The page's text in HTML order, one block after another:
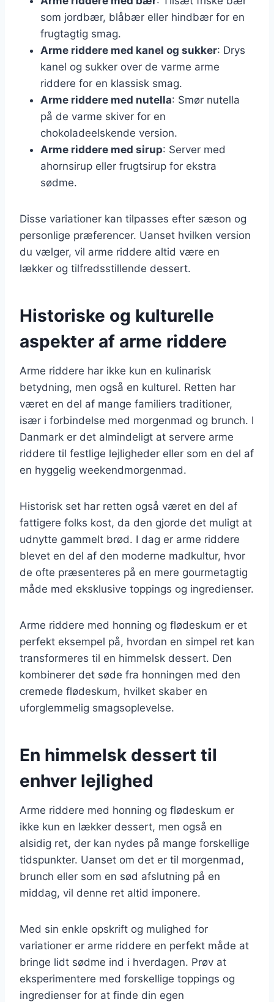
som jordbær, blåbær eller hindbær for en
frugtagtig smag.
Arme riddere med kanel og sukker: Drys
kanel og sukker over de varme arme
riddere for en klassisk smag.
Arme riddere med nutella: Smør nutella
på de varme skiver for en
chokoladeelskende version.
Arme riddere med sirup: Server med
ahornsirup eller frugtsirup for ekstra
sødme.
Disse variationer kan tilpasses efter sæson og
personlige præferencer. Uanset hvilken version
du vælger, vil arme riddere altid være en
lækker og tilfredsstillende dessert.
Historiske og kulturelle
aspekter af arme riddere
Arme riddere har ikke kun en kulinarisk
betydning, men også en kulturel. Retten har
været en del af mange familiers traditioner,
især i forbindelse med morgenmad og brunch. I
Danmark er det almindeligt at servere arme
riddere til festlige lejligheder eller som en del af
en hyggelig weekendmorgenmad.
Historisk set har retten også været en del af
fattigere folks kost, da den gjorde det muligt at
udnytte gammelt brød. I dag er arme riddere
blevet en del af den moderne madkultur, hvor
de ofte præsenteres på en mere gourmetagtig
måde med eksklusive toppings og ingredienser.
Arme riddere med honning og flødeskum er et
perfekt eksempel på, hvordan en simpel ret kan
transformeres til en himmelsk dessert. Den
kombinerer det søde fra honningen med den
cremede flødeskum, hvilket skaber en
uforglemmelig smagsoplevelse.
En himmelsk dessert til
enhver lejlighed
Arme riddere med honning og flødeskum er
ikke kun en lækker dessert, men også en
alsidig ret, der kan nydes på mange forskellige
tidspunkter. Uanset om det er til morgenmad,
brunch eller som en sød afslutning på en
middag, vil denne ret altid imponere.
Med sin enkle opskrift og mulighed for
variationer er arme riddere en perfekt måde at
bringe lidt sødme ind i hverdagen. Prøv at
eksperimentere med forskellige toppings og
ingredienser for at finde din egen